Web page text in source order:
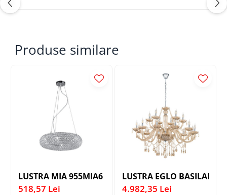
LAMPI BAIE
VEIOZE COPII
Produse similare
LUSTRA MIA 955MIA6 6X40W E14 CROM D500
518,57 Lei
LUSTRA EGLO BASILANO
4.982,35 Lei